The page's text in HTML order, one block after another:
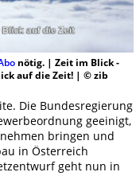
nötig. | Zeit im Blick -
auf die Zeit! | © zib
Die Bundesregierung
geeinigt,
bringen und
in Österreich
geht nun in